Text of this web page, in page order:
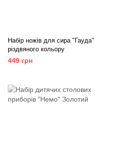
Набір ножів для сира "Гауда"
різдвяного кольору
449 грн